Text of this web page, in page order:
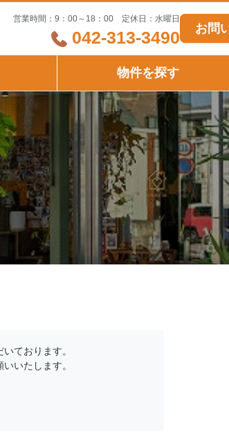
営業時間：9：00～18：00 定休日：水曜日
042-313-3490 お問
物件を探す
ております。
いたします。